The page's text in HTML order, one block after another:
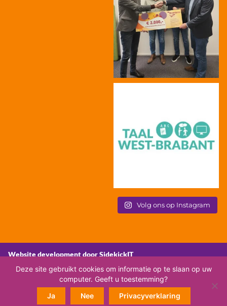
Volg ons op Instagram
Website development door SidekickIT
Deze site gebruikt cookies om informatie op te slaan op uw
computer. Geeft u toestemming?
Ja
Nee Privacyverklaring